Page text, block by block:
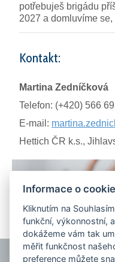
potřebuješ brigádu
2027 a domluvíme se,
Kontakt:
Martina Zedníčková
Telefon: (+420) 566
E-mail:
Hettich ČR k.s.,
Informace o
Kliknutím na
funkční, výkonnostní,
dokážeme vám tak
měřit funkčnost
preference můžete